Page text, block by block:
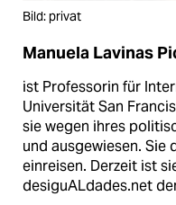
Bild: privat
Manuela Lavinas
ist Professorin für
Universität San
sie wegen ihres
und ausgewiesen. Sie
einreisen. Derzeit ist
desiguALdades.net